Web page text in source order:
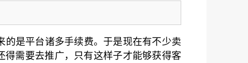
是平台诸多手续费。于是现在有不少卖
需要去推广，只有这样子才能够获得客